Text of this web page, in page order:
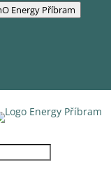
O Energy Příbram